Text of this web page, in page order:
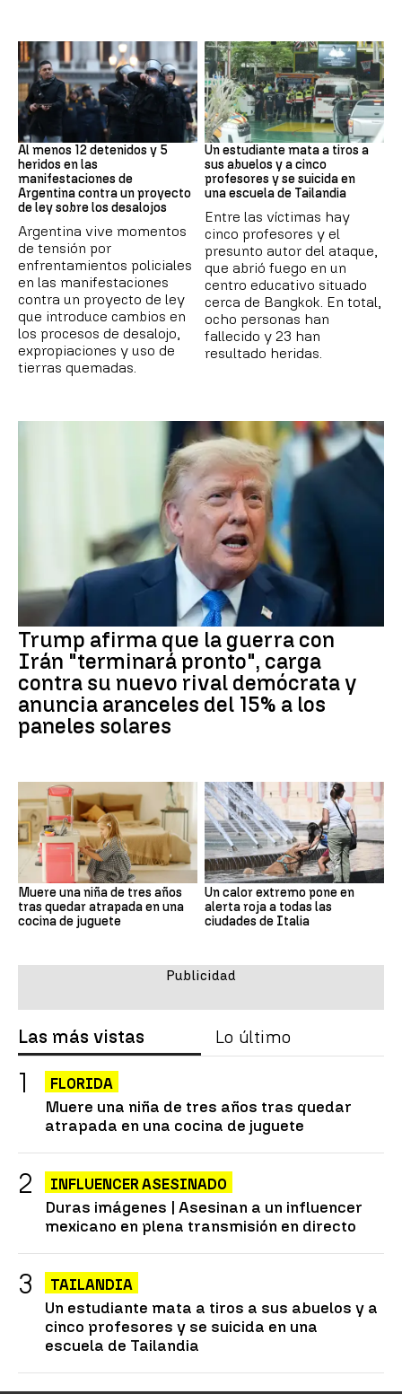
Protestas
Al menos 12 detenidos y 5
heridos en las
manifestaciones de
Argentina contra un proyecto
de ley sobre los desalojos
Argentina vive momentos
de tensión por
enfrentamientos policiales
en las manifestaciones
contra un proyecto de ley
que introduce cambios en
los procesos de desalojo,
expropiaciones y uso de
tierras quemadas.
Tailandia
Un estudiante mata a tiros a
sus abuelos y a cinco
profesores y se suicida en
una escuela de Tailandia
Entre las víctimas hay
cinco profesores y el
presunto autor del ataque,
que abrió fuego en un
centro educativo situado
cerca de Bangkok. En total,
ocho personas han
fallecido y 23 han
resultado heridas.
Trump afirma que la guerra con
Irán "terminará pronto", carga
contra su nuevo rival demócrata y
anuncia aranceles del 15% a los
paneles solares
Muere una niña de tres años
tras quedar atrapada en una
cocina de juguete
Un calor extremo pone en
alerta roja a todas las
ciudades de Italia
Las más vistas Lo último
FLORIDA
Muere una niña de tres años tras quedar
atrapada en una cocina de juguete
INFLUENCER ASESINADO
Duras imágenes | Asesinan a un influencer
mexicano en plena transmisión en directo
TAILANDIA
Un estudiante mata a tiros a sus abuelos y a
cinco profesores y se suicida en una
escuela de Tailandia